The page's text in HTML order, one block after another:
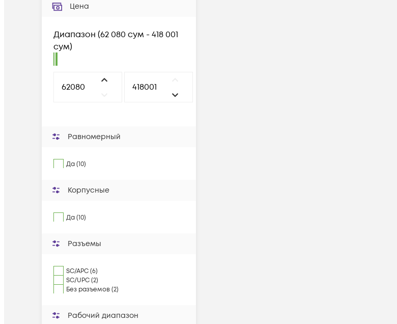
Цена
Диапазон (62 080 сум - 418 001
сум)
Равномерный
Да (10)
Корпусные
Да (10)
Разъемы
SC/APC (6)
SC/UPC (2)
Без разъемов (2)
Рабочий диапазон